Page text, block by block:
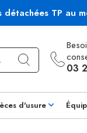
détachées TP au
03
d'usure